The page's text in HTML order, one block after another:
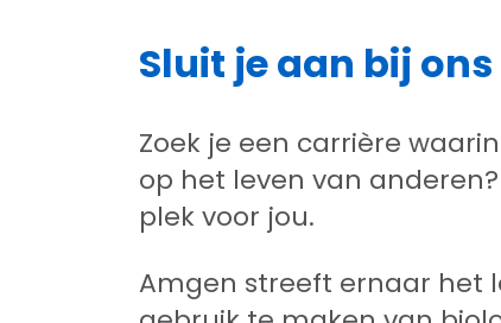
Sluit je aan bij
Zoek je een carrière
op het leven van
plek voor jou.
Amgen streeft ernaar het